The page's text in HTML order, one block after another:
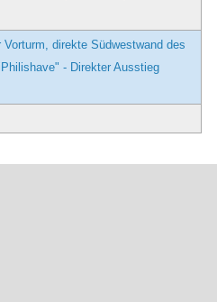
direkte Südwestwand des
- Direkter Ausstieg